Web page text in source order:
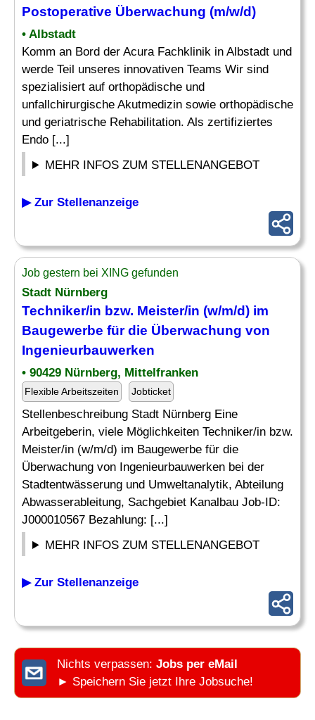
Postoperative Überwachung (m/w/d)
• Albstadt
Komm an Bord der Acura Fachklinik in Albstadt und
werde Teil unseres innovativen Teams Wir sind
spezialisiert auf orthopädische und
unfallchirurgische Akutmedizin sowie orthopädische
und geriatrische Rehabilitation. Als zertifiziertes
Endo [...]
MEHR INFOS ZUM STELLENANGEBOT
▶ Zur Stellenanzeige
Job gestern bei XING gefunden
Stadt Nürnberg
Techniker/in bzw. Meister/in (w/m/d) im
Baugewerbe für die Überwachung von
Ingenieurbauwerken
• 90429 Nürnberg, Mittelfranken
Flexible Arbeitszeiten Jobticket
Stellenbeschreibung Stadt Nürnberg Eine
Arbeitgeberin, viele Möglichkeiten Techniker/in bzw.
Meister/in (w/m/d) im Baugewerbe für die
Überwachung von Ingenieurbauwerken bei der
Stadtentwässerung und Umweltanalytik, Abteilung
Abwasserableitung, Sachgebiet Kanalbau Job-ID:
J000010567 Bezahlung: [...]
MEHR INFOS ZUM STELLENANGEBOT
▶ Zur Stellenanzeige
Nichts verpassen: Jobs per eMail
► Speichern Sie jetzt Ihre Jobsuche!